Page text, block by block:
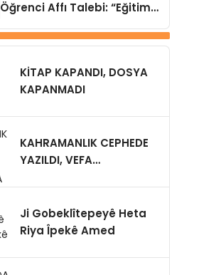
Öğrenci Affı Talebi: “Eğitim
KİTAP KAPANDI, DOSYA
KAPANMADI
KAHRAMANLIK CEPHEDE
YAZILDI, VEFA
Ji Gobeklîtepeyê Heta
Riya Îpekê Amed